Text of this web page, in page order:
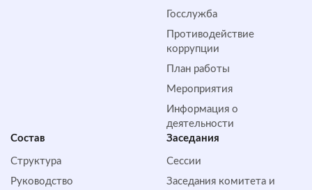
Госслужба
Противодействие
коррупции
План работы
Мероприятия
Информация о
деятельности
Состав
Структура
Руководство
Заседания
Сессии
Заседания комитета и